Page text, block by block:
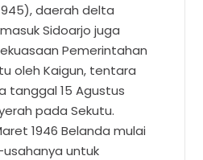
daerah delta
Sidoarjo juga
Pemerintahan
oleh Kaigun, tentara
tanggal 15 Agustus
pada Sekutu.
1946 Belanda mulai
untuk